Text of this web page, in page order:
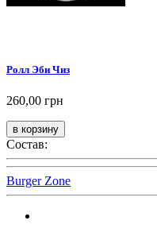
Ролл Эби Чиз
260,00 грн
Состав:
Burger Zone